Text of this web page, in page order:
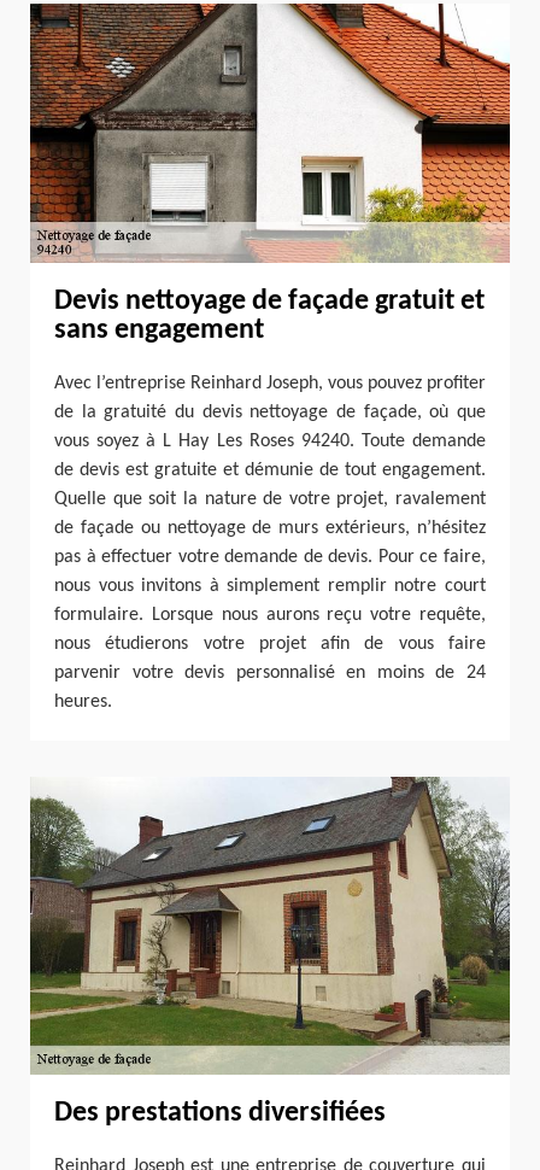
Devis nettoyage de façade gratuit et
sans engagement
Avec l’entreprise Reinhard Joseph, vous pouvez profiter
de la gratuité du devis nettoyage de façade, où que
vous soyez à L Hay Les Roses 94240. Toute demande
de devis est gratuite et démunie de tout engagement.
Quelle que soit la nature de votre projet, ravalement
de façade ou nettoyage de murs extérieurs, n’hésitez
pas à effectuer votre demande de devis. Pour ce faire,
nous vous invitons à simplement remplir notre court
formulaire. Lorsque nous aurons reçu votre requête,
nous étudierons votre projet afin de vous faire
parvenir votre devis personnalisé en moins de 24
heures.
Des prestations diversifiées
Reinhard Joseph est une entreprise de couverture qui